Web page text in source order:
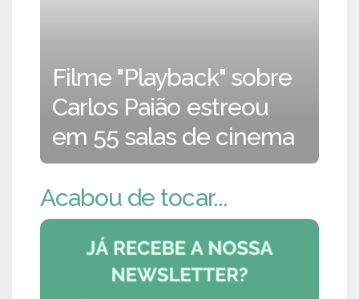
Filme "Playback" sobre
Carlos Paião estreou
em 55 salas de cinema
Acabou de tocar...